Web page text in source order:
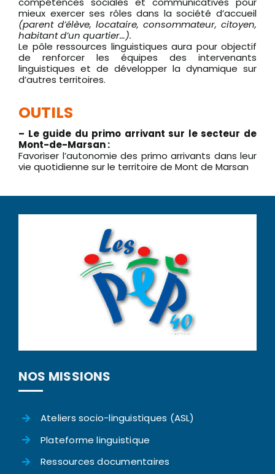
NOS MISSIONS
Ateliers socio-linguistiques (ASL)
Plateforme linguistique
Ressources documentaires
mieux exercer ses rôles dans la société d’accueil
(parent d’élève, locataire, consommateur, citoyen,
habitant d’un quartier…).
Le pôle ressources linguistiques aura pour objectif
de renforcer les équipes des intervenants
linguistiques et de développer la dynamique sur
d’autres territoires.
OUTILS
– Le guide du primo arrivant sur le secteur de
Mont-de-Marsan :
Favoriser l’autonomie des primo arrivants dans leur
vie quotidienne sur le territoire de Mont de Marsan